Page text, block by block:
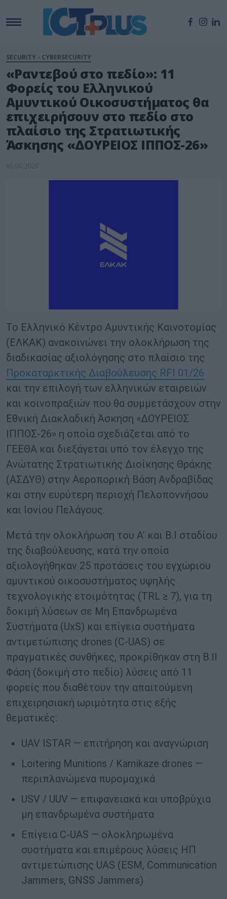
SECURITY - CYBERSECURITY
«Ραντεβού στο πεδίο»: 11
Φορείς του Ελληνικού
Αμυντικού Οικοσυστήματος θα
επιχειρήσουν στο πεδίο στο
πλαίσιο της Στρατιωτικής
Άσκησης «ΔΟΥΡΕΙΟΣ ΙΠΠΟΣ-26»
05.06.2026
Το Ελληνικό Κέντρο Αμυντικής Καινοτομίας
(ΕΛΚΑΚ) ανακοινώνει την ολοκλήρωση της
διαδικασίας αξιολόγησης στο πλαίσιο της
Προκαταρκτικής Διαβούλευσης RFI 01/26
και την επιλογή των ελληνικών εταιρειών
και κοινοπραξιών που θα συμμετάσχουν στην
Εθνική Διακλαδική Άσκηση «ΔΟΥΡΕΙΟΣ
ΙΠΠΟΣ-26» η οποία σχεδιάζεται από το
ΓΕΕΘΑ και διεξάγεται υπό τον έλεγχο της
Ανώτατης Στρατιωτικής Διοίκησης Θράκης
(ΑΣΔΥΘ) στην Αεροπορική Βάση Ανδραβίδας
και στην ευρύτερη περιοχή Πελοποννήσου
και Ιονίου Πελάγους.
Μετά την ολοκλήρωση του Α’ και Β.Ι σταδίου
της διαβούλευσης, κατά την οποία
αξιολογήθηκαν 25 προτάσεις του εγχώριου
αμυντικού οικοσυστήματος υψηλής
τεχνολογικής ετοιμότητας (TRL ≥ 7), για τη
δοκιμή λύσεων σε Μη Επανδρωμένα
Συστήματα (UxS) και επίγεια συστήματα
αντιμετώπισης drones (C-UAS) σε
πραγματικές συνθήκες, προκρίθηκαν στη Β.ΙΙ
Φάση (δοκιμή στο πεδίο) λύσεις από 11
φορείς που διαθέτουν την απαιτούμενη
επιχειρησιακή ωριμότητα στις εξής
θεματικές:
UAV ISTAR — επιτήρηση και αναγνώριση
Loitering Munitions / Kamikaze drones —
περιπλανώμενα πυρομαχικά
USV / UUV — επιφανειακά και υποβρύχια
μη επανδρωμένα συστήματα
Επίγεια C-UAS — ολοκληρωμένα
συστήματα και επιμέρους λύσεις ΗΠ
αντιμετώπισης UAS (ESM, Communication
Jammers, GNSS Jammers)